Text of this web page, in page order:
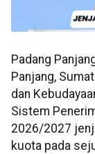
Padang
Panjang,
dan
Sistem
2026/2027
kuota pada